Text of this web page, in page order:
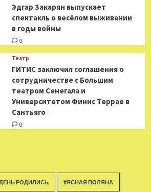
Эдгар Закарян выпускает
спектакль о весёлом выживании
в годы войны
0
Театр
ГИТИС заключил соглашения о
сотрудничестве с Большим
театром Сенегала и
Университетом Финис Террае в
Сантьяго
0
РОДИЛИСЬ #ЯСНАЯ ПОЛЯНА